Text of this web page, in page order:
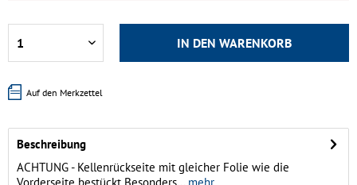
IN DEN WARENKORB
Auf den Merkzettel
Beschreibung
ACHTUNG - Kellenrückseite mit gleicher Folie wie die